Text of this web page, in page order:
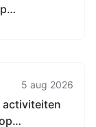
5 aug 2026
activiteiten